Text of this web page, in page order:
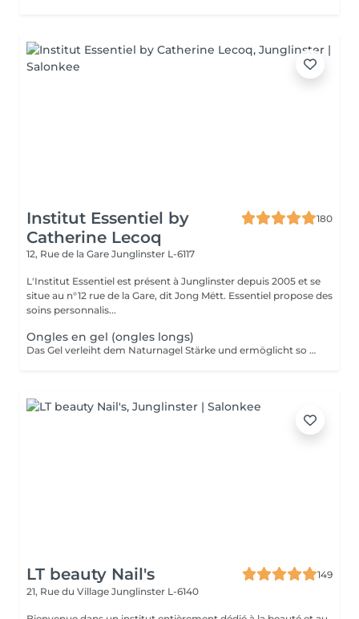
Institut Essentiel by
Catherine Lecoq
180
12, Rue de la Gare Junglinster L-6117
L'Institut Essentiel est présent à Junglinster depuis 2005 et se
situe au n°12 rue de la Gare, dit Jong Mëtt. Essentiel propose des
soins personnalis...
Ongles en gel (ongles longs)
Das Gel verleiht dem Naturnagel Stärke und ermöglicht so Form und Länge nach Wunsch anzupassen. Da es sehr stark ist, eignet sich das Gel für Verlängerungen von sehr kurzen Nägel. Diese kann durch Kapseln oder direkt auf Papierformen modeliert werden. Spitz, echkig, oval, fasst jede Form ist möglich! Das Gel soll nach maximal 5 Wochen erneut werden. Es kann auch schnell und ohne den Naturnagel zu schaden komplett wieder entfernt werden.
LT beauty Nail's
149
21, Rue du Village Junglinster L-6140